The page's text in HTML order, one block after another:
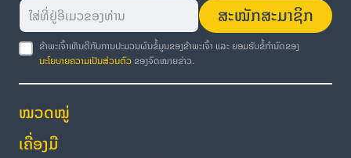
ສະໝັກສະມາຊິກ
ຂ້າພະເຈົ້າເຫັນດີກັບການປະມວນຜົນຂໍ້ມູນຂອງຂ້າພະເຈົ້າ ແລະ ຍອມຮັບຂໍ້ກຳນົດຂອງ
ນະໂຍບາຍຄວາມເປັນສ່ວນຕົວ ຂອງຈົດໝາຍຂ່າວ.
ໝວດໝູ່
ເຄື່ອງມື